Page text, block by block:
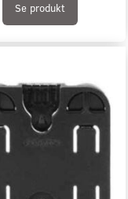
Se produkt